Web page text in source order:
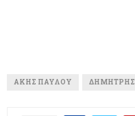
ΆΚΗΣ ΠΑΎΛΟΥ